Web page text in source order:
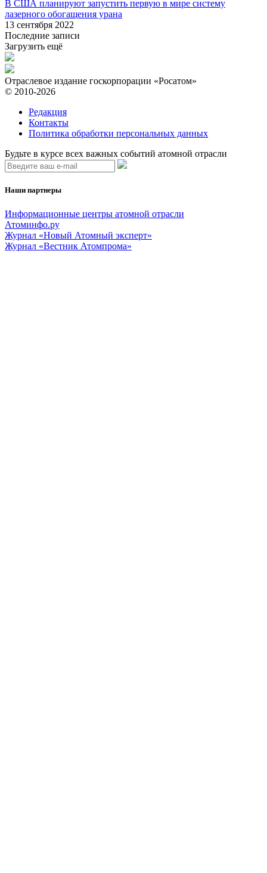
В США планируют запустить первую в мире систему
лазерного обогащения урана
13 сентября 2022
Последние записи
Загрузить ещё
Отраслевое издание госкорпорации «Росатом»
© 2010-2026
Редакция
Контакты
Политика обработки персональных данных
Будьте в курсе всех важных событий атомной отрасли
Наши партнеры
Информационные центры атомной отрасли
Атоминфо.ру
Журнал «Новый Атомный эксперт»
Журнал «Вестник Атомпрома»